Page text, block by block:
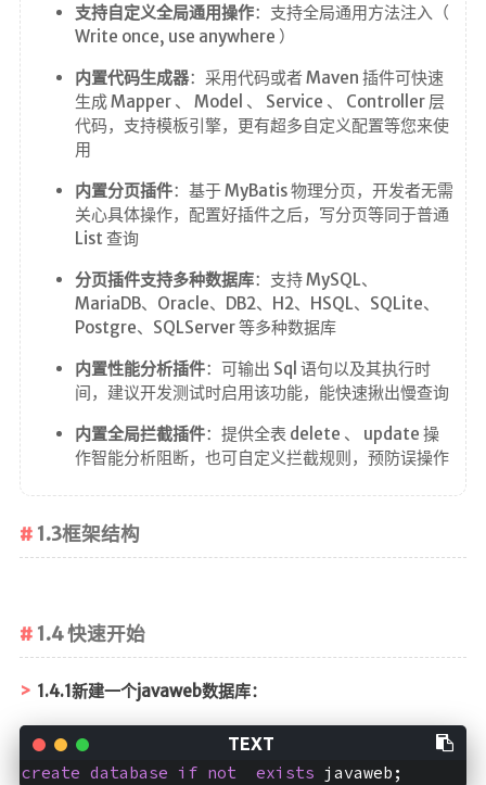
支持自定义全局通用操作：支持全局通用方法注入（
Write once, use anywhere ）
内置代码生成器：采用代码或者 Maven 插件可快速
生成 Mapper 、 Model 、 Service 、 Controller 层
代码，支持模板引擎，更有超多自定义配置等您来使
用
内置分页插件：基于 MyBatis 物理分页，开发者无需
关心具体操作，配置好插件之后，写分页等同于普通
List 查询
分页插件支持多种数据库：支持 MySQL、
MariaDB、Oracle、DB2、H2、HSQL、SQLite、
Postgre、SQLServer 等多种数据库
内置性能分析插件：可输出 Sql 语句以及其执行时
间，建议开发测试时启用该功能，能快速揪出慢查询
内置全局拦截插件：提供全表 delete 、 update 操
作智能分析阻断，也可自定义拦截规则，预防误操作
1.3框架结构
1.4 快速开始
1.4.1新建一个javaweb数据库：
create database if not exists javaweb;